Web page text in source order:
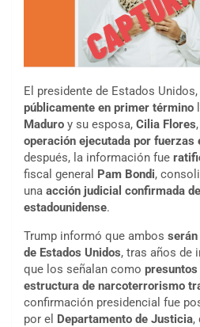
El presidente de Estados Unidos,
públicamente en primer término
Maduro y su esposa, Cilia Flores
operación ejecutada por fuerzas
después, la información fue
fiscal general Pam Bondi,
una acción judicial confirmada
estadounidense.
Trump informó que ambos
de Estados Unidos, tras años de
que los señalan como
estructura de narcoterrorismo
confirmación presidencial fue
por el Departamento de Justicia,